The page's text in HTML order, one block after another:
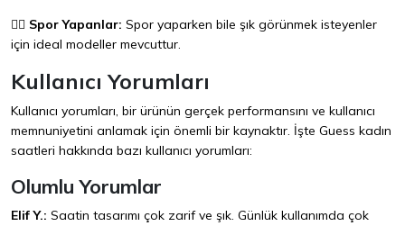
🏃‍♀️ Spor Yapanlar: Spor yaparken bile şık görünmek isteyenler
için ideal modeller mevcuttur.
Kullanıcı Yorumları
Kullanıcı yorumları, bir ürünün gerçek performansını ve kullanıcı
memnuniyetini anlamak için önemli bir kaynaktır. İşte Guess kadın
saatleri hakkında bazı kullanıcı yorumları:
Olumlu Yorumlar
Elif Y.: Saatin tasarımı çok zarif ve şık. Günlük kullanımda çok